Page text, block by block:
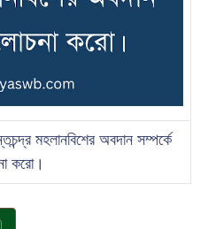
মহলানবিশের অবদান সম্পর্কে
করো।